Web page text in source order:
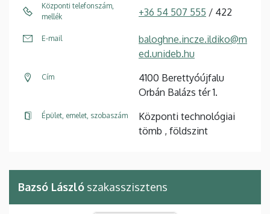
Központi telefonszám,
mellék
+36 54 507 555 / 422
E-mail
baloghne.incze.ildiko@m
ed.unideb.hu
Cím
4100 Berettyóújfalu
Orbán Balázs tér 1.
Épület, emelet, szobaszám
Központi technológiai
tömb , földszint
Bazsó László szakasszisztens